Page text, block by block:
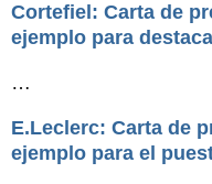
Cortefiel: Carta de
ejemplo para
…
E.Leclerc: Carta de
ejemplo para el